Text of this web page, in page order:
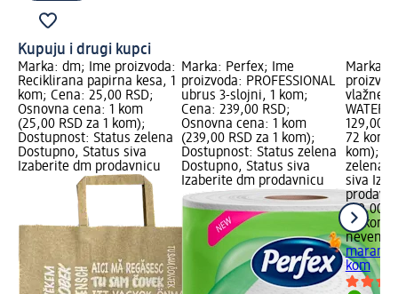
Kupuju i drugi kupci
Marka: dm; Ime proizvoda:
Reciklirana papirna kesa, 1
kom; Cena: 25,00 RSD;
Osnovna cena: 1 kom
(25,00 RSD za 1 kom);
Dostupnost: Status zelena
Dostupno, Status siva
Izaberite dm prodavnicu
Marka: Perfex; Ime
proizvoda: PROFESSIONAL
ubrus 3-slojni, 1 kom;
Cena: 239,00 RSD;
Osnovna cena: 1 kom
(239,00 RSD za 1 kom);
Dostupnost: Status zelena
Dostupno, Status siva
Izaberite dm prodavnicu
Marka:
vlažne
WATER,
129,00
72 kom
kom);
zelena
siva
129,00
72 kom
nevena
kom